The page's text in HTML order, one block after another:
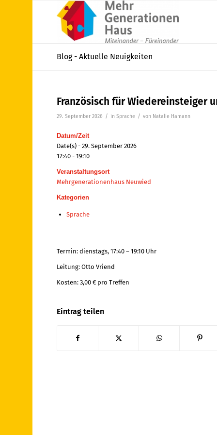
Blog - Aktuelle Neuigkeiten
Französisch für Wiedereinsteiger
29. September 2026 / inSprache / von Natalie Hamann
Datum/Zeit
Date(s) - 29. September 2026
17:40 - 19:10
Veranstaltungsort
Mehrgenerationenhaus Neuwied
Kategorien
Sprache
Termin: dienstags, 17:40 – 19:10 Uhr
Leitung: Otto Vriend
Kosten: 3,00 € pro Treffen
Eintrag teilen